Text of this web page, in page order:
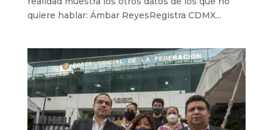
quiere hablar: Ámbar ReyesRegistra CDMX...